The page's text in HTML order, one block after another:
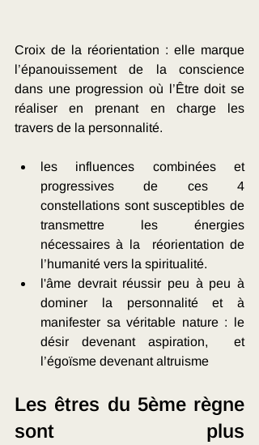
Croix de la réorientation : elle marque
l’épanouissement de la conscience
dans une progression où l’Être doit se
réaliser en prenant en charge les
travers de la personnalité.
les influences combinées et
progressives de ces 4
constellations sont susceptibles de
transmettre les énergies
nécessaires à la  réorientation de
l’humanité vers la spiritualité.
l'âme devrait réussir peu à peu à
dominer la personnalité et à
manifester sa véritable nature : le
désir devenant aspiration,  et
l’égoïsme devenant altruisme
Les êtres du 5ème règne
sont plus